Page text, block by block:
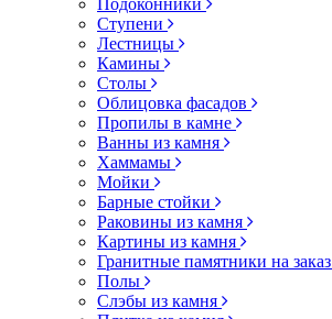
Подоконники
Ступени
Лестницы
Камины
Столы
Облицовка фасадов
Пропилы в камне
Ванны из камня
Хаммамы
Мойки
Барные стойки
Раковины из камня
Картины из камня
Гранитные памятники на заказ
Полы
Слэбы из камня